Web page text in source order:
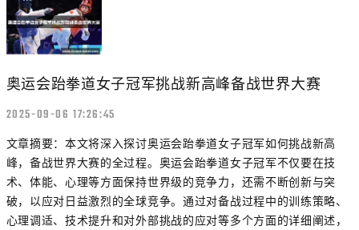
奥运会跆拳道女子冠军挑战新高峰备战世界大赛
2025-09-06 17:26:45
文章摘要：本文将深入探讨奥运会跆拳道女子冠军如何挑战新高
峰，备战世界大赛的全过程。奥运会跆拳道女子冠军不仅要在技
术、体能、心理等方面保持世界级的竞争力，还需不断创新与突
破，以应对日益激烈的全球竞争。通过对备战过程中的训练策略、
心理调适、技术提升和对外部挑战的应对等多个方面的详细阐述，